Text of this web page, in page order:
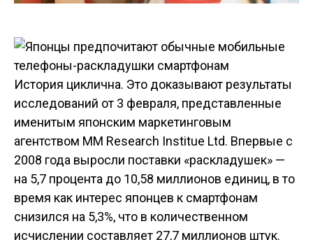
История циклична. Это доказывают результаты
исследований от 3 февраля, представленные
именитым японским маркетинговым
агентством MM Research Institue Ltd. Впервые с
2008 года выросли поставки «раскладушек» —
на 5,7 процента до 10,58 миллионов единиц, в то
время как интерес японцев к смартфонам
снизился на 5,3%, что в количественном
исчислении составляет 27,7 миллионов штук.